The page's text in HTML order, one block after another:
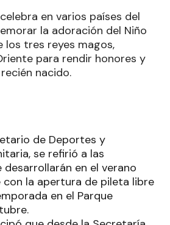
en varios países del
la adoración del Niño
los tres reyes magos,
para rendir honores y
nacido.
de Deportes y
se refirió a las
en el verano
con la apertura de pileta libre
en el Parque